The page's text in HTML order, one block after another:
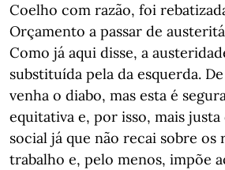
Coelho com razão, foi
Orçamento a passar de
Como já aqui disse, a
substituída pela da esquerda.
venha o diabo, mas esta é
equitativa e, por isso, mais
social já que não recai sobre os
trabalho e, pelo menos, impõe